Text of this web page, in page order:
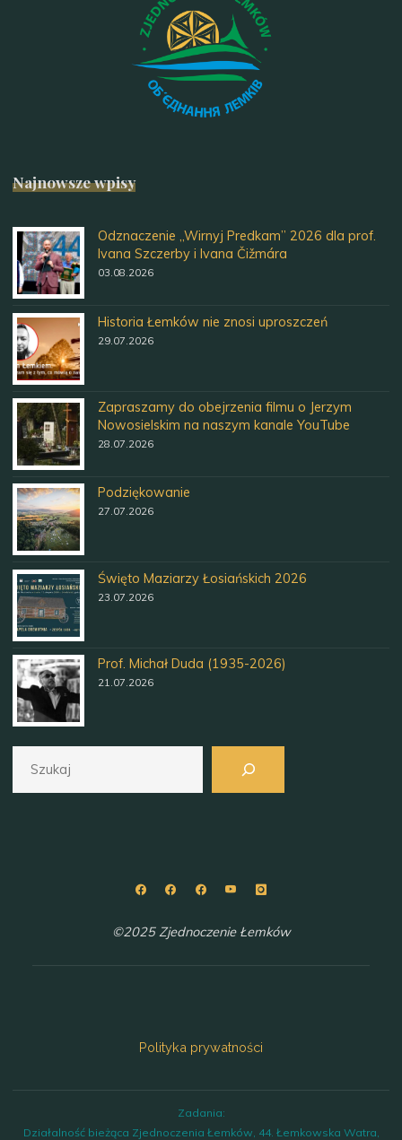
Najnowsze wpisy
Odznaczenie „Wirnyj Predkam” 2026 dla prof.
Ivana Szczerby i Ivana Čižmára
03.08.2026
Historia Łemków nie znosi uproszczeń
29.07.2026
Zapraszamy do obejrzenia filmu o Jerzym
Nowosielskim na naszym kanale YouTube
28.07.2026
Podziękowanie
27.07.2026
Święto Maziarzy Łosiańskich 2026
23.07.2026
Prof. Michał Duda (1935-2026)
21.07.2026
©2025 Zjednoczenie Łemków
Polityka prywatności
Zadania:
Działalność bieżąca Zjednoczenia Łemków, 44. Łemkowska Watra,